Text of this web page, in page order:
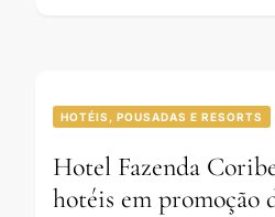
HOTÉIS, POUSADAS E RESORTS
Hotel Fazenda
hotéis em promoção